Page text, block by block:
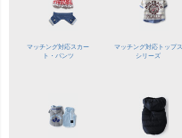
マッチング対応スカー
ト・パンツ
マッチング対応トップス
シリーズ